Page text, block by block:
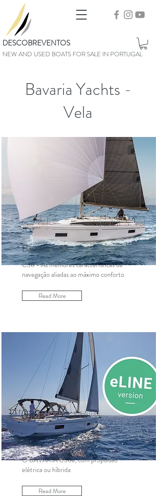
DESCOBREVENTOS
NEW AND USED BOATS FOR SALE IN PORTUGAL
Bavaria Yachts -
Vela
Bavaria C38
C38 - As melhores características de
navegação aliadas ao máximo conforto
Read More
Bavaria C38e
O BAVARIA C38e, com propulsão
elétrica ou híbrida
Read More